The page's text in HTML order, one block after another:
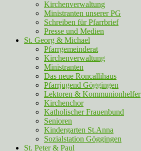
Kirchenverwaltung
Ministranten unserer PG
Schreiben für Pfarrbrief
Presse und Medien
St. Georg & Michael
Pfarrgemeinderat
Kirchenverwaltung
Ministranten
Das neue Roncallihaus
Pfarrjugend Göggingen
Lektoren & Kommunionhelfer
Kirchenchor
Katholischer Frauenbund
Senioren
Kindergarten St.Anna
Sozialstation Göggingen
St. Peter & Paul